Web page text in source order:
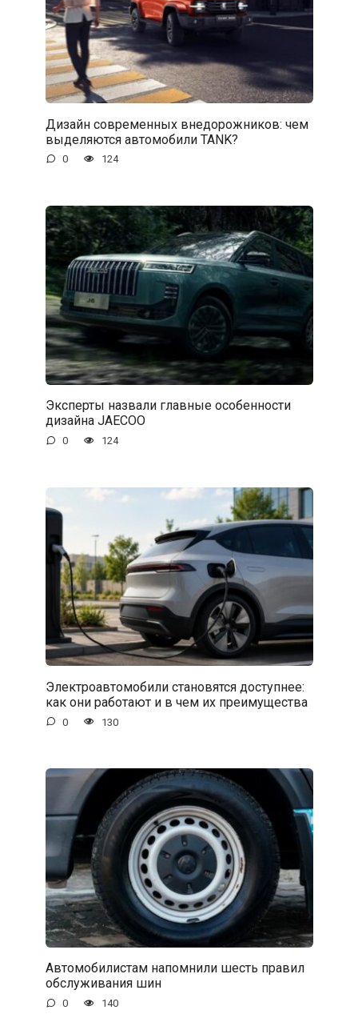
Дизайн современных внедорожников: чем
выделяются автомобили TANK?
0 124
Эксперты назвали главные особенности
дизайна JAECOO
0 124
Электроавтомобили становятся доступнее:
как они работают и в чем их преимущества
0 130
Автомобилистам напомнили шесть правил
обслуживания шин
0 140